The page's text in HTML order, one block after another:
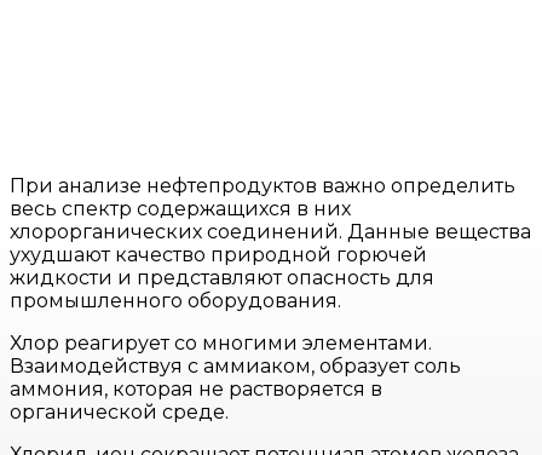
При анализе нефтепродуктов важно определить
весь спектр содержащихся в них
хлорорганических соединений. Данные вещества
ухудшают качество природной горючей
жидкости и представляют опасность для
промышленного оборудования.
Хлор реагирует со многими элементами.
Взаимодействуя с аммиаком, образует соль
аммония, которая не растворяется в
органической среде.